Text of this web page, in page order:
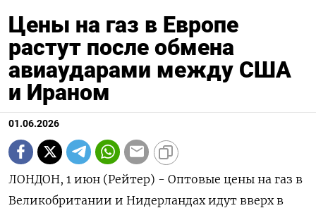
Цены на газ в Европе
растут после обмена
авиаударами между США
и Ираном
01.06.2026
ЛОНДОН, 1 июн (Рейтер) - Оптовые цены на газ в
Великобритании и Нидерландах идут вверх в